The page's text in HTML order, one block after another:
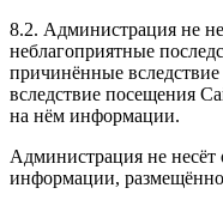
8.2. Администрация не
неблагоприятные
причинённые
вследствие посещения
на нём информации.
Администрация не несёт
информации,